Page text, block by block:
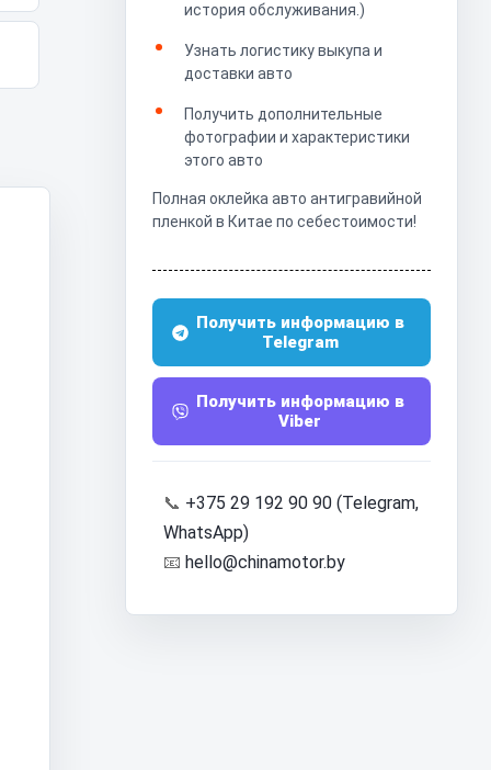
история обслуживания.)
Узнать логистику выкупа и
доставки авто
Получить дополнительные
фотографии и характеристики
этого авто
Полная оклейка авто антигравийной
пленкой в Китае по себестоимости!
Получить информацию в
Telegram
Получить информацию в
Viber
📞 +375 29 192 90 90 (Telegram,
WhatsApp)
📧 hello@chinamotor.by